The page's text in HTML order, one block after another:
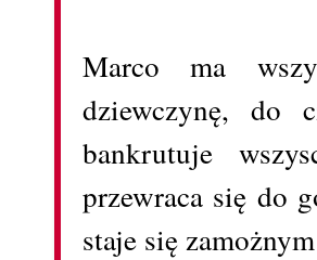
Marco ma
dziewczynę, do
bankrutuje
przewraca się do
staje się